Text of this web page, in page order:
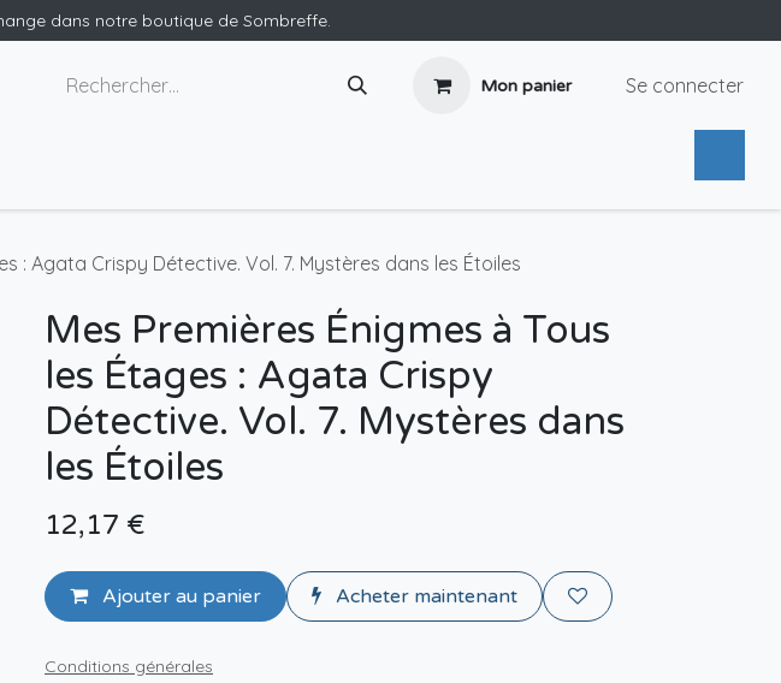
dans notre boutique de Sombreffe.
Mon panier Se connecter
: Agata Crispy Détective. Vol. 7. Mystères dans les Étoiles
Mes Premières Énigmes à Tous
les Étages : Agata Crispy
Détective. Vol. 7. Mystères dans
les Étoiles
12,17 €
Ajouter au panier Acheter maintenant
Conditions générales